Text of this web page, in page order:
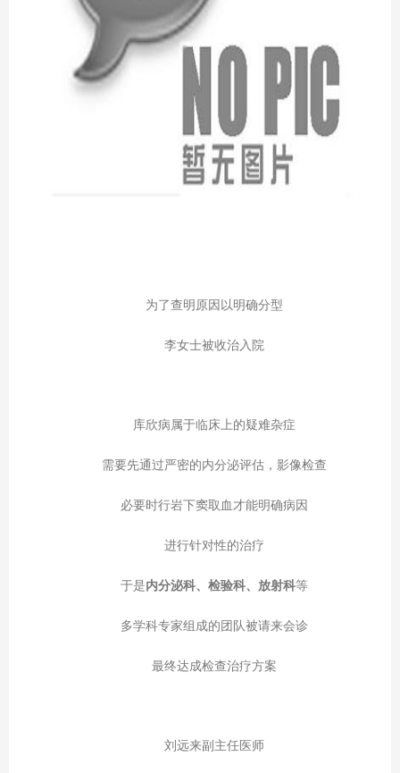
为了查明原因以明确分型
李女士被收治入院
库欣病属于临床上的疑难杂症
需要先通过严密的内分泌评估，影像检查
必要时行岩下窦取血才能明确病因
进行针对性的治疗
于是内分泌科、检验科、放射科等
多学科专家组成的团队被请来会诊
最终达成检查治疗方案
刘远来副主任医师